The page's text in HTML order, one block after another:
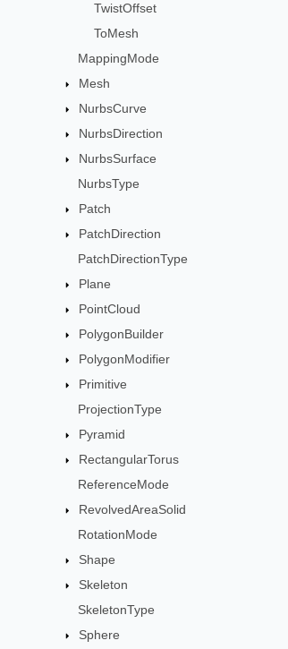
TwistOffset
ToMesh
MappingMode
Mesh
NurbsCurve
NurbsDirection
NurbsSurface
NurbsType
Patch
PatchDirection
PatchDirectionType
Plane
PointCloud
PolygonBuilder
PolygonModifier
Primitive
ProjectionType
Pyramid
RectangularTorus
ReferenceMode
RevolvedAreaSolid
RotationMode
Shape
Skeleton
SkeletonType
Sphere